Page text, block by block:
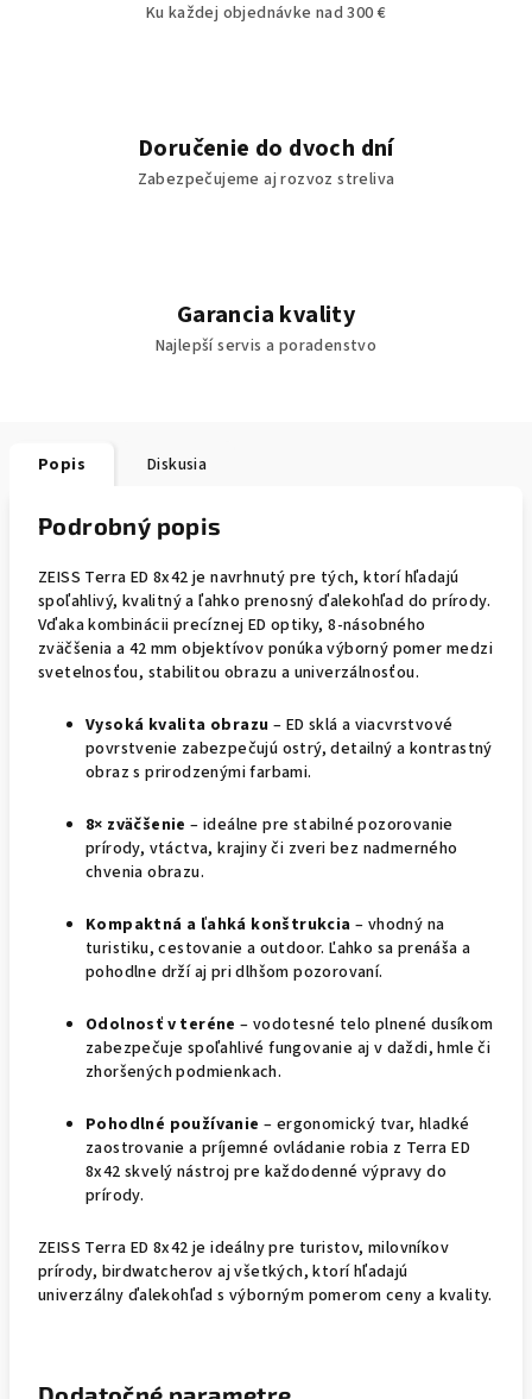
Ku každej objednávke nad 300 €
Doručenie do dvoch dní
Zabezpečujeme aj rozvoz streliva
Garancia kvality
Najlepší servis a poradenstvo
Popis Diskusia
Podrobný popis
ZEISS Terra ED 8x42 je navrhnutý pre tých, ktorí hľadajú
spoľahlivý, kvalitný a ľahko prenosný ďalekohľad do prírody.
Vďaka kombinácii precíznej ED optiky, 8-násobného
zväčšenia a 42 mm objektívov ponúka výborný pomer medzi
svetelnosťou, stabilitou obrazu a univerzálnosťou.
Vysoká kvalita obrazu – ED sklá a viacvrstvové
povrstvenie zabezpečujú ostrý, detailný a kontrastný
obraz s prirodzenými farbami.
8× zväčšenie – ideálne pre stabilné pozorovanie
prírody, vtáctva, krajiny či zveri bez nadmerného
chvenia obrazu.
Kompaktná a ľahká konštrukcia – vhodný na
turistiku, cestovanie a outdoor. Ľahko sa prenáša a
pohodlne drží aj pri dlhšom pozorovaní.
Odolnosť v teréne – vodotesné telo plnené dusíkom
zabezpečuje spoľahlivé fungovanie aj v daždi, hmle či
zhoršených podmienkach.
Pohodlné používanie – ergonomický tvar, hladké
zaostrovanie a príjemné ovládanie robia z Terra ED
8x42 skvelý nástroj pre každodenné výpravy do
prírody.
ZEISS Terra ED 8x42 je ideálny pre turistov, milovníkov
prírody, birdwatcherov aj všetkých, ktorí hľadajú
univerzálny ďalekohľad s výborným pomerom ceny a kvality.